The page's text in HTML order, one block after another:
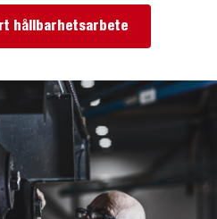
hållbarhetsarbete